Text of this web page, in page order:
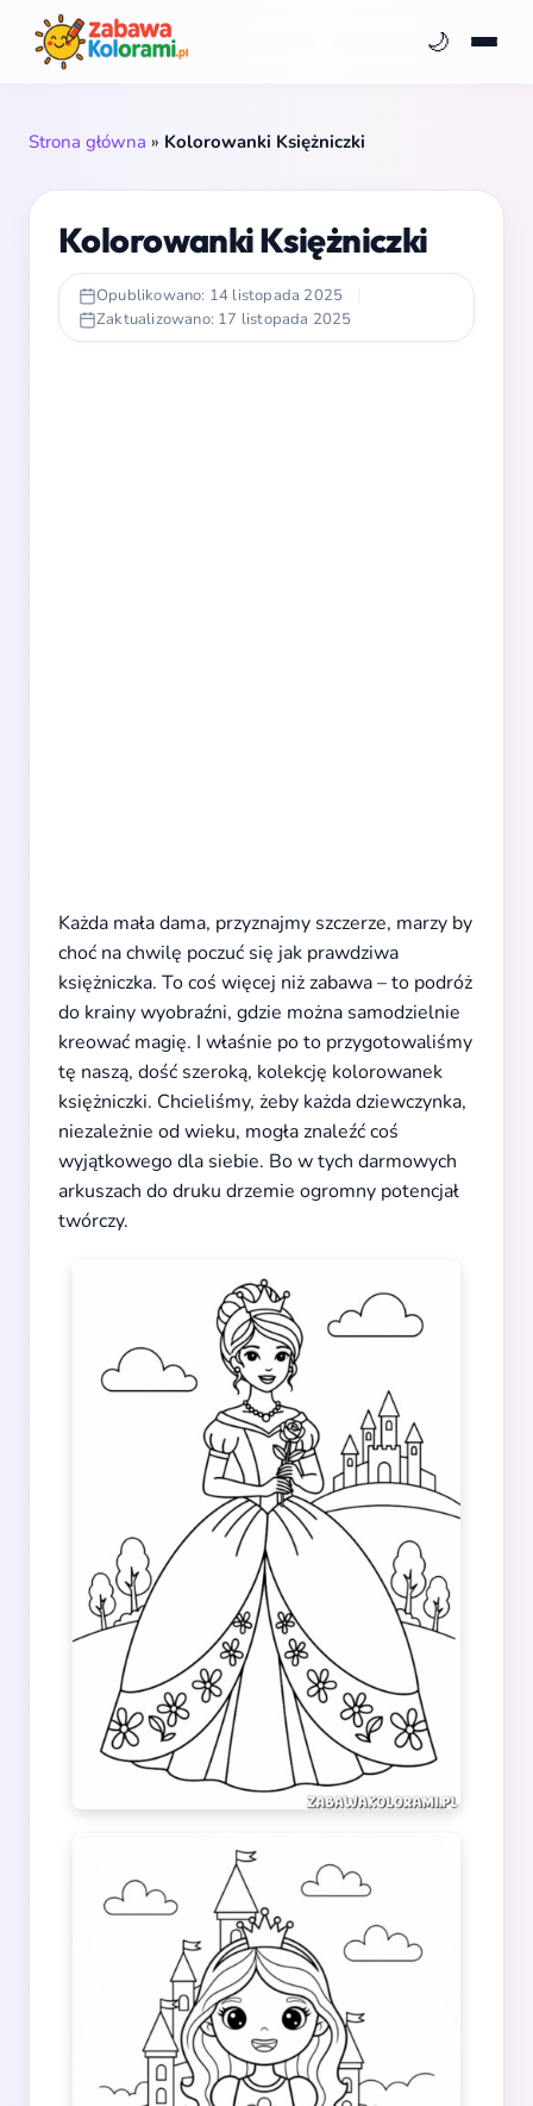
🌙
Strona główna » Kolorowanki Księżniczki
Kolorowanki Księżniczki
Opublikowano: 14 listopada 2025
|
Zaktualizowano: 17 listopada 2025
Każda mała dama, przyznajmy szczerze, marzy by
choć na chwilę poczuć się jak prawdziwa
księżniczka. To coś więcej niż zabawa – to podróż
do krainy wyobraźni, gdzie można samodzielnie
kreować magię. I właśnie po to przygotowaliśmy
tę naszą, dość szeroką, kolekcję kolorowanek
księżniczki. Chcieliśmy, żeby każda dziewczynka,
niezależnie od wieku, mogła znaleźć coś
wyjątkowego dla siebie. Bo w tych darmowych
arkuszach do druku drzemie ogromny potencjał
twórczy.